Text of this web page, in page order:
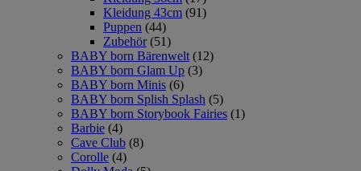
Kleidung 43cm (91)
Puppen (44)
Zubehör (51)
BABY born Bärenwelt (12)
BABY born Glam Up (3)
BABY born Minis (6)
BABY born Splish Splash (5)
BABY born Storybook Fairies (1)
Barbie (4)
Cave Club (8)
Corolle (4)